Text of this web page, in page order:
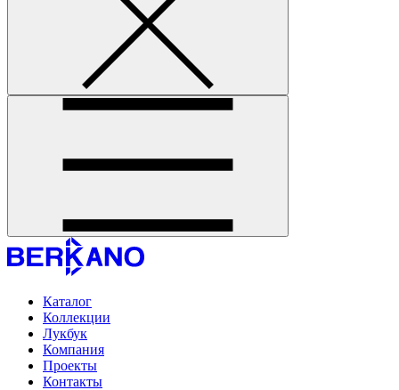
Каталог
Коллекции
Лукбук
Компания
Проекты
Контакты